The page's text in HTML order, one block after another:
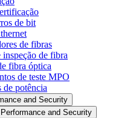
de bit
de fibras
de fibra
fibra óptica
de teste MPO
de potência
and Security
and Security